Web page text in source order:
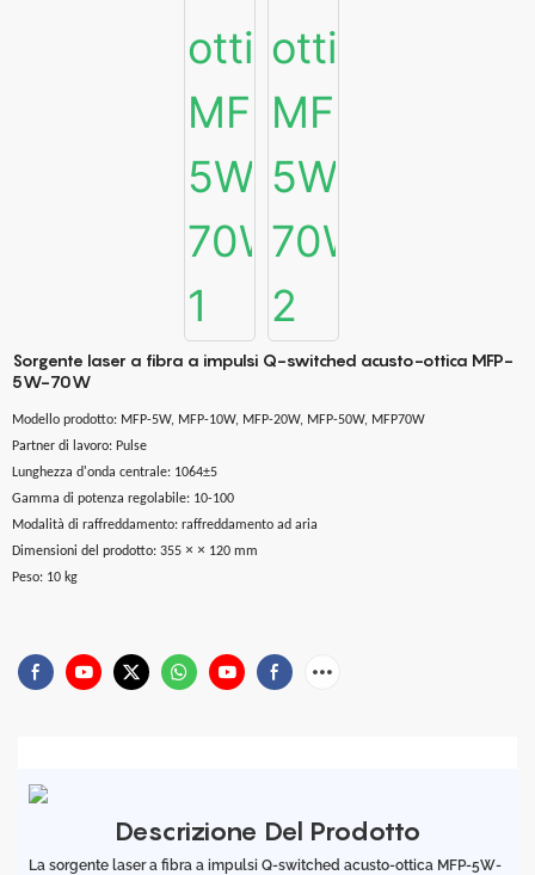
Sorgente laser a fibra a impulsi Q-switched acusto-ottica MFP-
5W-70W
Modello prodotto: MFP-5W, MFP-10W, MFP-20W, MFP-50W, MFP70W
Partner di lavoro: Pulse
Lunghezza d'onda centrale: 1064±5
Gamma di potenza regolabile: 10-100
Modalità di raffreddamento: raffreddamento ad aria
Dimensioni del prodotto: 355 × × 120 mm
Peso: 10 kg
Descrizione Del Prodotto
La sorgente laser a fibra a impulsi Q-switched acusto-ottica MFP-5W-